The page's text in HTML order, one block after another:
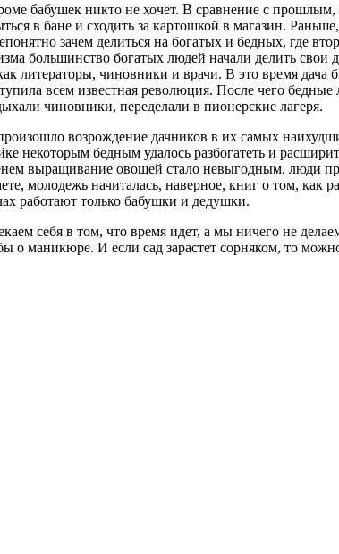
бабушек никто не хочет. В сравнение с прошлым,
в бане и сходить за картошкой в магазин.
зачем делиться на богатых и бедных, где
большинство богатых людей начали делить
литераторы, чиновники и врачи. В это время
всем известная революция. После чего
чиновники, переделали в пионерские лагеря.
возрождение дачников в их самых
некоторым бедным удалось разбогатеть и
выращивание овощей стало невыгодным, люди
молодежь начиталась, наверное, книг о том,
работают только бабушки и дедушки.
себя в том, что время идет, а мы ничего не
о маникюре. И если сад зарастет сорняком, то